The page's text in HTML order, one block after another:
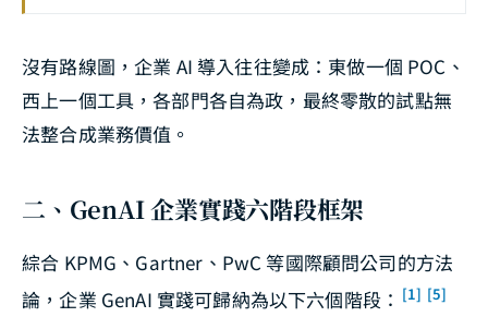
沒有路線圖，企業 AI 導入往往變成：東做一個 POC、
西上一個工具，各部門各自為政，最終零散的試點無
法整合成業務價值。
二、GenAI 企業實踐六階段框架
綜合 KPMG、Gartner、PwC 等國際顧問公司的方法
論，企業 GenAI 實踐可歸納為以下六個階段： [1] [5]